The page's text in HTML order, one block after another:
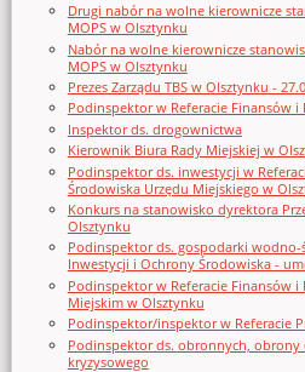
Drugi nabór na wolne kierownicze
MOPS w Olsztynku
Nabór na wolne kierownicze
MOPS w Olsztynku
Prezes Zarządu TBS w Olsztynku -
Podinspektor w Referacie Finansów i
Inspektor ds. drogownictwa
Kierownik Biura Rady Miejskiej w
Podinspektor ds. inwestycji w
Środowiska Urzędu Miejskiego w
Konkurs na stanowisko dyrektora
Olsztynku
Podinspektor ds. gospodarki wodno-
Inwestycji i Ochrony Środowiska -
Podinspektor w Referacie Finansów
Miejskim w Olsztynku
Podinspektor/inspektor w Referacie
Podinspektor ds. obronnych, obrony
kryzysowego